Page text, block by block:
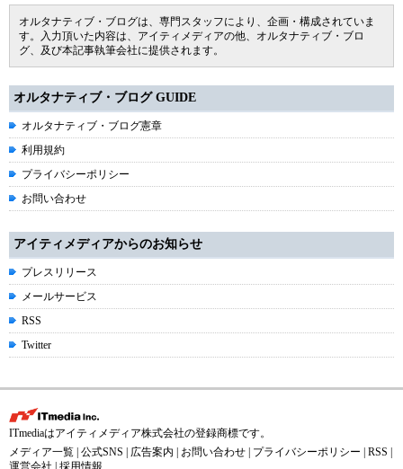
オルタナティブ・ブログは、専門スタッフにより、企画・構成されていま
す。入力頂いた内容は、アイティメディアの他、オルタナティブ・ブロ
グ、及び本記事執筆会社に提供されます。
オルタナティブ・ブログ GUIDE
オルタナティブ・ブログ憲章
利用規約
プライバシーポリシー
お問い合わせ
アイティメディアからのお知らせ
プレスリリース
メールサービス
RSS
Twitter
ITmediaはアイティメディア株式会社の登録商標です。
メディア一覧 公式SNS 広告案内 お問い合わせ プライバシーポリシー RSS